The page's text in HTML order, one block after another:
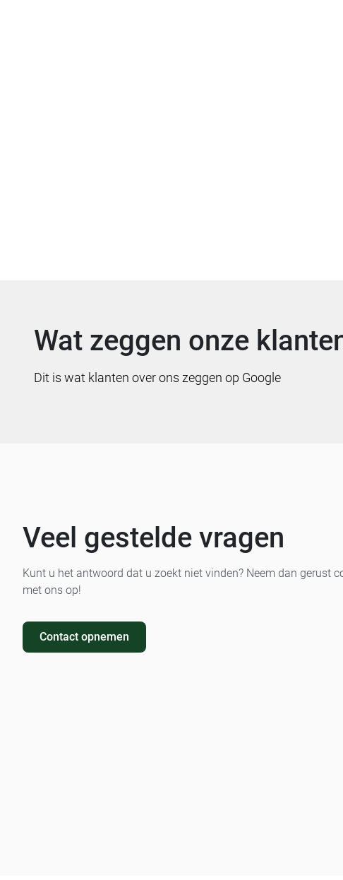
Wat zeggen onze
Dit is wat klanten over ons zeggen op Google
Veel gestelde vragen
Kunt u het antwoord dat u zoekt niet vinden? Neem dan gerust
met ons op!
Contact opnemen